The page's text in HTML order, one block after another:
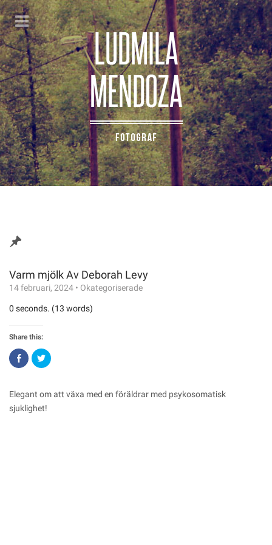
Varm mjölk Av Deborah Levy
14 februari, 2024 • Okategoriserade
0 seconds. (13 words)
Share this:
Click
to
share
(Opens
in
new
window)
Click
to
(Opens
in
new
Elegant om att växa med en föräldrar med psykosomatisk
sjuklighet!